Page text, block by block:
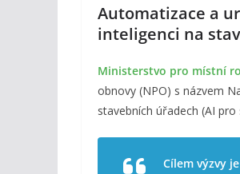
Automatizace a
inteligenci na
Ministerstvo pro místní
obnovy (NPO) s názvem
stavebních úřadech (AI
Cílem výzvy